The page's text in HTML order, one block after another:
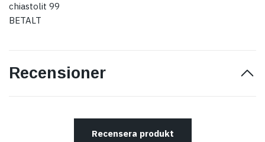
chiastolit 99
BETALT
Recensioner
Recensera produkt